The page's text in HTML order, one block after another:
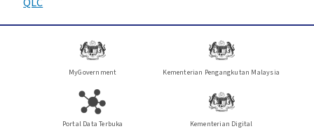
MyGovernment Kementerian Pengangkutan Malaysia
Portal Data Terbuka Kementerian Digital